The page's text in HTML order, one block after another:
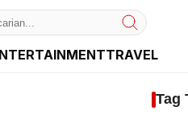
TRAVEL
Tag